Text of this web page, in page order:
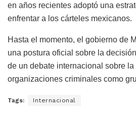
en años recientes adoptó una
enfrentar a los cárteles mexicanos.
Hasta el momento, el gobierno de
una postura oficial sobre la
de un debate internacional sobre
organizaciones criminales como
Tags: Internacional